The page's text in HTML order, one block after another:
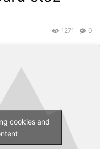
0
1271
cookies and